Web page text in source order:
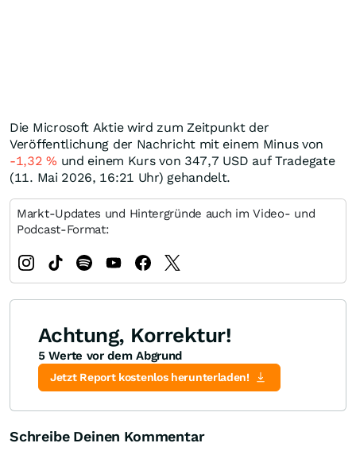
Die Microsoft Aktie wird zum Zeitpunkt der
Veröffentlichung der Nachricht mit einem Minus von
-1,32% und einem Kurs von 347,7 USD auf Tradegate
(11. Mai 2026, 16:21 Uhr) gehandelt.
Markt-Updates und Hintergründe auch im Video- und
Podcast-Format:
Achtung, Korrektur!
5 Werte vor dem Abgrund
Jetzt Report kostenlos herunterladen!
Schreibe Deinen Kommentar